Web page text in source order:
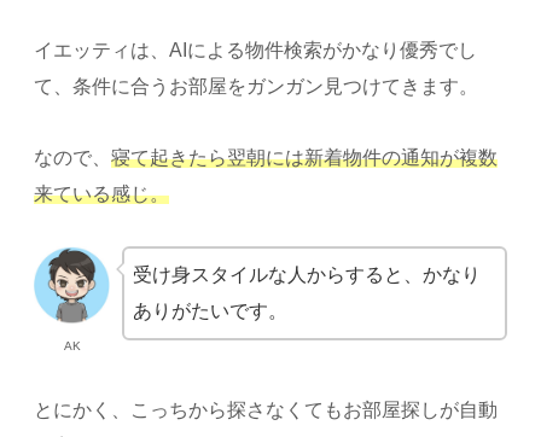
イエッティは、AIによる物件検索がかなり優秀でし
て、条件に合うお部屋をガンガン見つけてきます。
なので、寝て起きたら翌朝には新着物件の通知が複数
来ている感じ。
AK
受け身スタイルな人からすると、かなり
ありがたいです。
とにかく、こっちから探さなくてもお部屋探しが自動